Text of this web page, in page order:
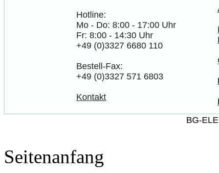
Hotline:
Mo - Do: 8:00 - 17:00 Uhr
Fr: 8:00 - 14:30 Uhr
+49 (0)3327 6680 110
Bestell-Fax:
+49 (0)3327 571 6803
Kontakt
BG-
Seitenanfang